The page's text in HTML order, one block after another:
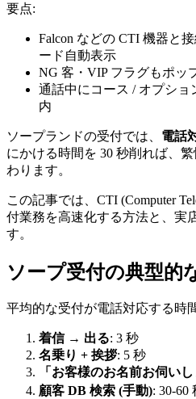
要点:
Falcon などの CTI 機器と
ード自動表示
NG 客・VIP フラグもポッ
通話中にコース / オプシ
内
ソープランドの受付では、 電話
にかける時間を 30 秒削れば、
わります。
この記事では、CTI (Computer
付業務を高速化する方法と、実
す。
ソープ受付の典型的
平均的な受付が電話対応する時
着信 → 出る: 3 秒
名乗り + 挨拶: 5 秒
「お客様のお名前お伺い
顧客 DB 検索 (手動): 30-60